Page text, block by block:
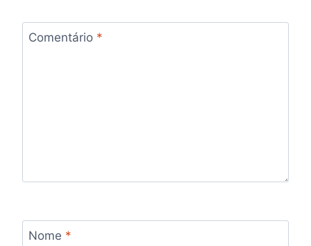
Comentário *
Nome *